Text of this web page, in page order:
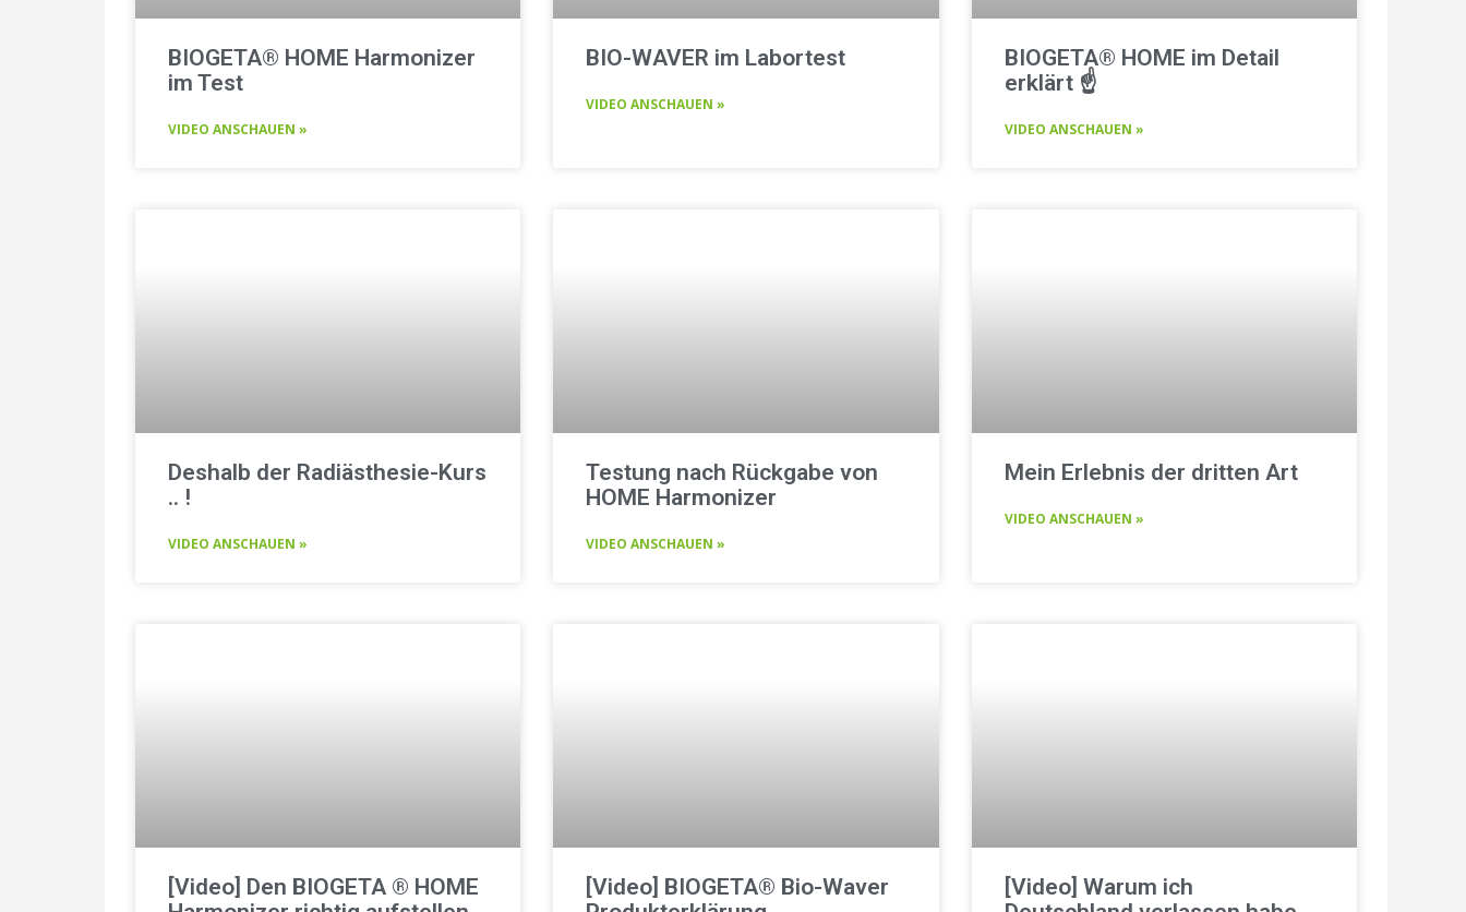
BIOGETA® HOME Harmonizer
im Test
VIDEO ANSCHAUEN »
BIO-WAVER im Labortest
VIDEO ANSCHAUEN »
BIOGETA® HOME im Detail
erklärt ☝️
VIDEO ANSCHAUEN »
Deshalb der Radiästhesie-Kurs
.. !
VIDEO ANSCHAUEN »
Testung nach Rückgabe von
HOME Harmonizer
VIDEO ANSCHAUEN »
Mein Erlebnis der dritten Art
VIDEO ANSCHAUEN »
[Video] Den BIOGETA ® HOME
[Video] BIOGETA® Bio-Waver
[Video] Warum ich